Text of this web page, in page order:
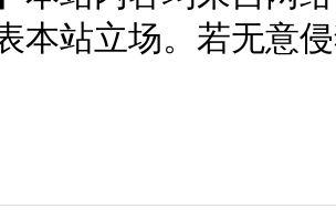
本站立场。若无意